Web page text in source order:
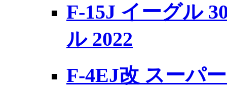
F-15J イーグル
ル 2022
F-4EJ改 スーパ